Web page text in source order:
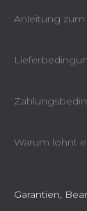
Anleitung zum
Warum lohnt
Garantien,